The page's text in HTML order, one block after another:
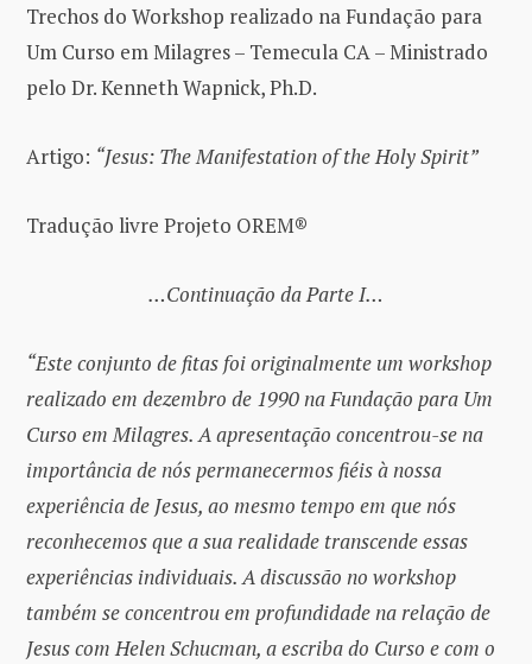
Trechos do Workshop realizado na Fundação para
Um Curso em Milagres – Temecula CA – Ministrado
pelo Dr. Kenneth Wapnick, Ph.D.
Artigo: “Jesus: The Manifestation of the Holy Spirit”
Tradução livre Projeto OREM®
…Continuação da Parte I…
“Este conjunto de fitas foi originalmente um workshop
realizado em dezembro de 1990 na Fundação para Um
Curso em Milagres. A apresentação concentrou-se na
importância de nós permanecermos fiéis à nossa
experiência de Jesus, ao mesmo tempo em que nós
reconhecemos que a sua realidade transcende essas
experiências individuais. A discussão no workshop
também se concentrou em profundidade na relação de
Jesus com Helen Schucman, a escriba do Curso e com o